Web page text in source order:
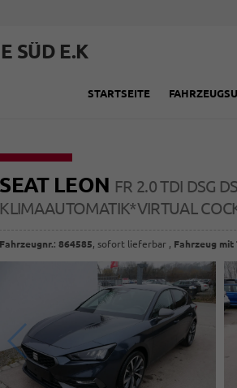
SÜD E.K
STARTSEITE
SEAT LEON FR 2.0 TDI DSG
KLIMAAUTOMATIK*VIRTUAL
Fahrzeugnr.:864585,sofort lieferbar , Fahrzeug mit